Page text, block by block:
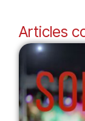
Articles